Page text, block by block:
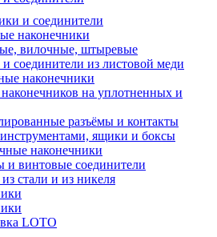
и соединители
наконечники
вилочные, штыревые
соединители из листовой меди
наконечники
на уплотненных и
разъёмы и контакты
ящики и боксы
наконечники
винтовые соединители
стали и из никеля
LOTO